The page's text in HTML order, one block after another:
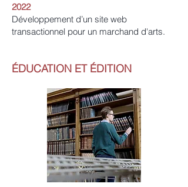
2022
Développement d’un site web
transactionnel pour un marchand d'arts.
ÉDUCATION ET ÉDITION